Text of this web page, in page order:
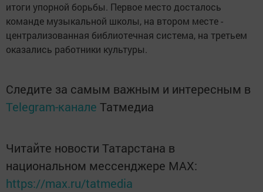
итоги упорной борьбы. Первое место досталось
команде музыкальной школы, на втором месте -
централизованная библиотечная система, на третьем
оказались работники культуры.
Следите за самым важным и интересным в
Telegram-канале Татмедиа
Читайте новости Татарстана в
национальном мессенджере MАХ:
https://max.ru/tatmedia